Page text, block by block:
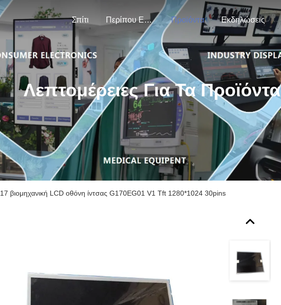
Σπίτι Περίπου Εμείς Προϊόντα Εκδηλώσεις
Λεπτομέρειες Για Τα Προϊόντα
17 βιομηχανική LCD οθόνη ίντσας G170EG01 V1 Tft 1280*1024 30pins